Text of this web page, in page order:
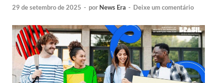
29 de setembro de 2025 - por News Era - Deixe um comentário